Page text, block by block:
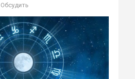
Обсудить